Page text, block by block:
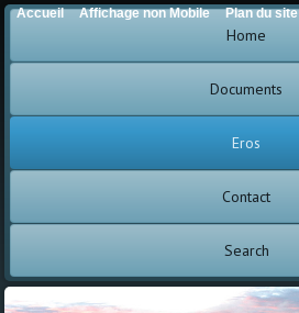
Home
Documents
Eros
Contact
Search
Accueil Affichage non Mobile Plan du site